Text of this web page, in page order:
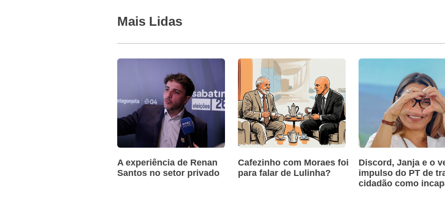
Mais Lidas
A experiência de Renan
Santos no setor privado
Cafezinho com Moraes foi
para falar de Lulinha?
Discord, Janja e o
impulso do PT de
cidadão como